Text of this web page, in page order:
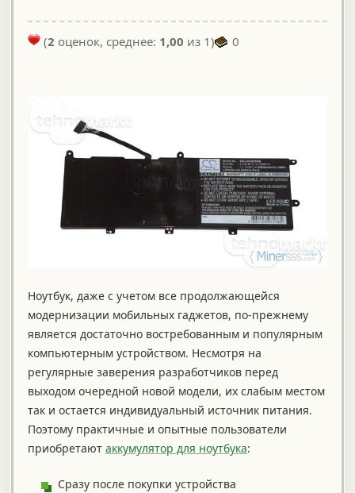
(2 оценок, среднее: 1,00 из 1) 0
Ноутбук, даже с учетом все продолжающейся
модернизации мобильных гаджетов, по-прежнему
является достаточно востребованным и популярным
компьютерным устройством. Несмотря на
регулярные заверения разработчиков перед
выходом очередной новой модели, их слабым местом
так и остается индивидуальный источник питания.
Поэтому практичные и опытные пользователи
приобретают аккумулятор для ноутбука:
Сразу после покупки устройства